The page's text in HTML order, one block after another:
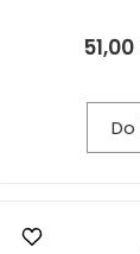
51,00
Do